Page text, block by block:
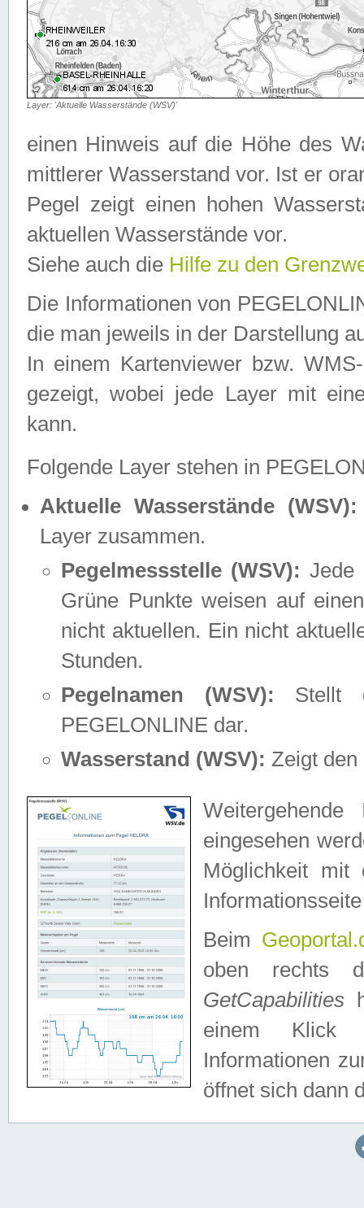
Layer: 'Aktuelle Wasserstände (WSV)'
einen Hinweis auf die Höhe des
mittlerer Wasserstand vor. Ist er
Pegel zeigt einen hohen
aktuellen Wasserstände vor.
Siehe auch die Hilfe zu den
Die Informationen von
die man jeweils in der Darstellung
In einem Kartenviewer bzw.
gezeigt, wobei jede Layer mit
kann.
Folgende Layer stehen in
Aktuelle Wasserstände (WSV):
Layer zusammen.
Pegelmessstelle (WSV): Jede
Grüne Punkte weisen auf
nicht aktuellen. Ein nicht
Stunden.
Pegelnamen (WSV): Stellt
PEGELONLINE dar.
Wasserstand (WSV): Zeigt den
eingesehen
Möglichkeit mit
Beim
oben rechts
GetCapabilities
einem Klick
Informationen
öffnet sich dann